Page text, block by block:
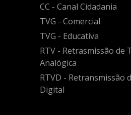
CC - Canal Cidadania
TVG - Comercial
TVG - Educativa
RTV - Retrasmissão de
Analógica
RTVD - Retransmissão
Digital